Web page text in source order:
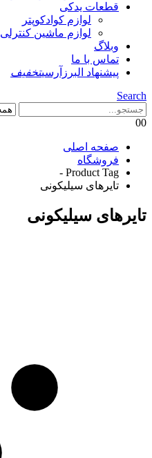
قطعات یدکی
لوازم کوادکوپتر
لوازم ماشین کنترلی
وبلاگ
تماس با ما
پیشنهاد البرزآرسیتخفیف
Search
00
صفحه اصلی
فروشگاه
Product Tag -
تایرهای سیلیکونی
تایرهای سیلیکونی